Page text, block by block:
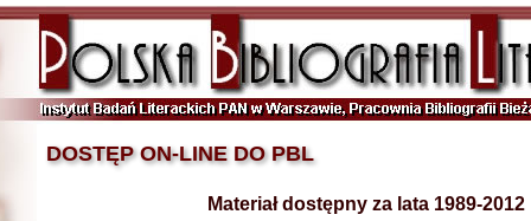
DOSTĘP ON-LINE DO PBL
Materiał dostępny za lata 1989-2012